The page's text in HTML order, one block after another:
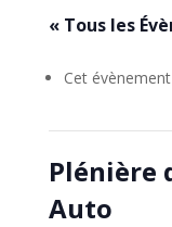
« Tous les
Cet
Plénière
Auto